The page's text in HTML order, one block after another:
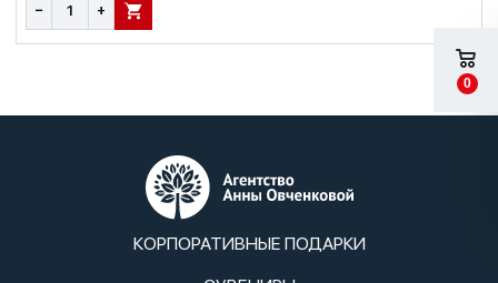
− + В КОРЗИНУ
КОРПОРАТИВНЫЕ ПОДАРКИ
0